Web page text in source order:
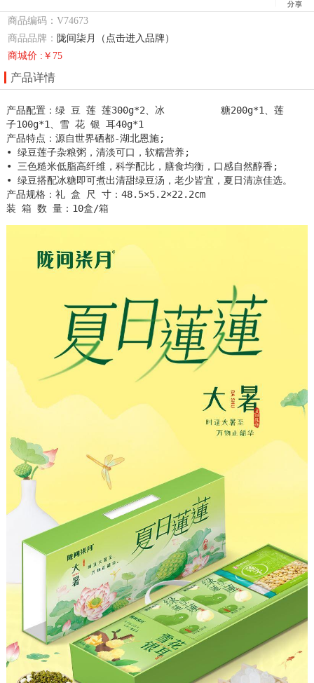
商品编码：V74673
商品品牌： 陇间柒月（点击进入品牌）
商城价 :￥75
产品详情
产品配置：绿 豆 莲 莲300g*2、冰          糖200g*1、莲
子100g*1、雪 花 银 耳40g*1
产品特点：源自世界硒都-湖北恩施;
• 绿豆莲子杂粮粥，清淡可口，软糯营养;
• 三色糙米低脂高纤维，科学配比，膳食均衡，口感自然醇香;
• 绿豆搭配冰糖即可煮出清甜绿豆汤，老少皆宜，夏日清凉佳选。
产品规格：礼 盒 尺 寸：48.5×5.2×22.2cm
装 箱 数 量：10盒/箱